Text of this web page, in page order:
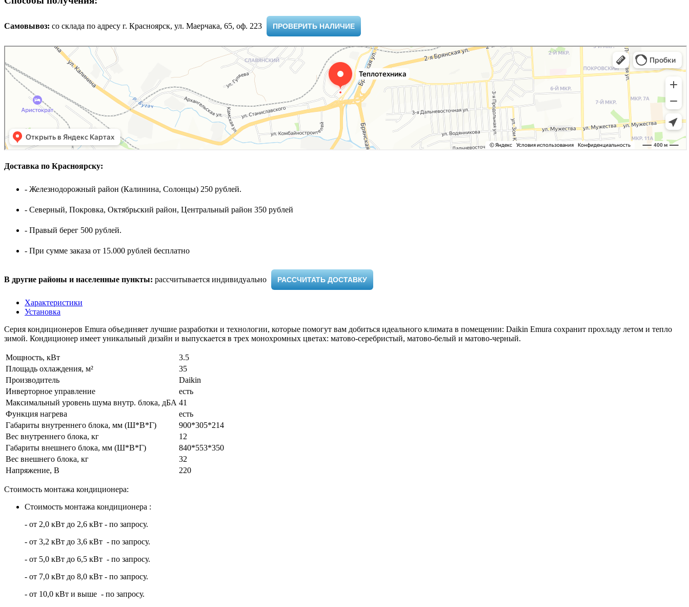
Самовывоз: cо склада по адресу г. Красноярск, ул. Маерчака, 65, оф. 223 ​ ПРОВЕРИТЬ НАЛИЧИЕ
Доставка по Красноярску:
- Железнодорожный район (Калинина, Солонцы) 250 рублей.
- Северный, Покровка, Октябрьский район, Центральный район 350 рублей
- Правый берег 500 рублей.
- При сумме заказа от 15.000 рублей бесплатно
В другие районы и населенные пункты: рассчитывается индивидуально ​ РАССЧИТАТЬ ДОСТАВКУ
Характеристики
Установка
Серия кондиционеров Emura объединяет лучшие разработки и технологии, которые помогут вам добиться идеального климата в помещении: Daikin Emura сохранит прохладу летом и тепло
зимой. Кондиционер имеет уникальный дизайн и выпускается в трех монохромных цветах: матово-серебристый, матово-белый и матово-черный.
Мощность, кВт
3.5
Площадь охлаждения, м²
35
Производитель
Daikin
Инверторное управление
есть
Максимальный уровень шума внутр. блока, дБА 41
Функция нагрева
есть
Габариты внутреннего блока, мм (Ш*В*Г)
900*305*214
Вес внутреннего блока, кг
12
Габариты внешнего блока, мм (Ш*В*Г)
840*553*350
Вес внешнего блока, кг
32
Напряжение, В
220
Стоимость монтажа кондиционера:
Стоимость монтажа кондиционера :
- от 2,0 кВт до 2,6 кВт - по запросу.
- от 3,2 кВт до 3,6 кВт - по запросу.
- от 5,0 кВт до 6,5 кВт - по запросу.
- от 7,0 кВт до 8,0 кВт - по запросу.
- от 10,0 кВт и выше - по запросу.